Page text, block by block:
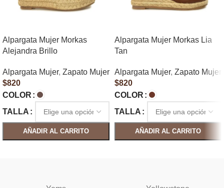
Alpargata Mujer Morkas
Alejandra Brillo
Alpargata Mujer, Zapato Mujer
$820
COLOR
TALLA
AÑADIR AL CARRITO
Alpargata Mujer Morkas Lia
Tan
Alpargata Mujer, Zapato Mujer
$820
COLOR
TALLA
AÑADIR AL CARRITO